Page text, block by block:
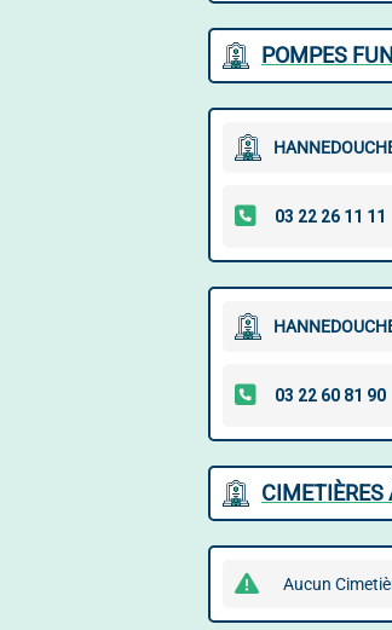
POMPES
CIMETIÈRES
Aucun